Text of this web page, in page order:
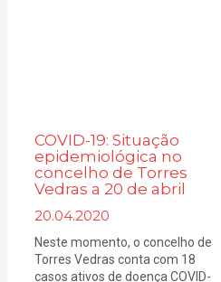
COVID-19: Situação
epidemiológica no
concelho de Torres
Vedras a 20 de abril
20.04.2020
Neste momento, o concelho de
Torres Vedras conta com 18
casos ativos de doença COVID-